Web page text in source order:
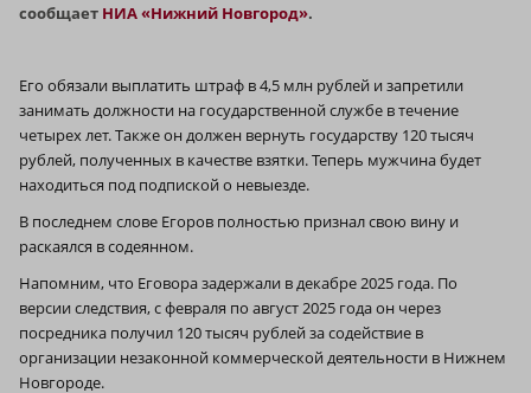
сообщает НИА «Нижний Новгород».
Его обязали выплатить штраф в 4,5 млн рублей и запретили
занимать должности на государственной службе в течение
четырех лет. Также он должен вернуть государству 120 тысяч
рублей, полученных в качестве взятки. Теперь мужчина будет
находиться под подпиской о невыезде.
В последнем слове Егоров полностью признал свою вину и
раскаялся в содеянном.
Напомним, что Еговора задержали в декабре 2025 года. По
версии следствия, с февраля по август 2025 года он через
посредника получил 120 тысяч рублей за содействие в
организации незаконной коммерческой деятельности в Нижнем
Новгороде.